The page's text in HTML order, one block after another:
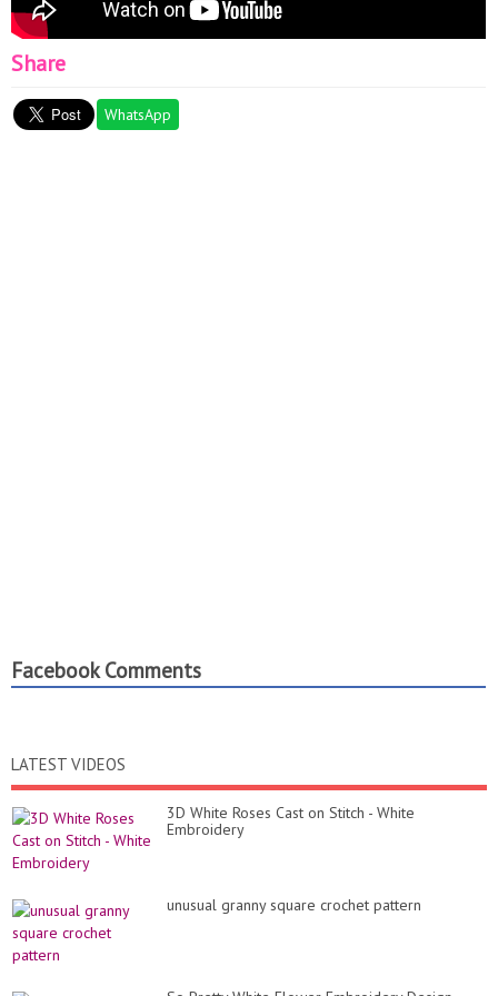
Share
WhatsApp
Facebook Comments
LATEST VIDEOS
3D White Roses Cast on Stitch - White
Embroidery
unusual granny square crochet pattern